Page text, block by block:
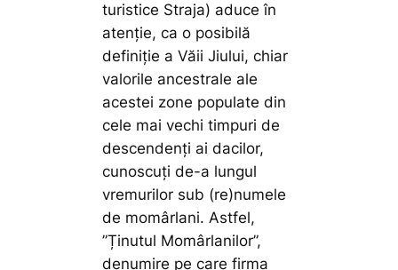
turistice Straja) aduce în
atenție, ca o posibilă
definiție a Văii Jiului, chiar
valorile ancestrale ale
acestei zone populate din
cele mai vechi timpuri de
descendenți ai dacilor,
cunoscuți de-a lungul
vremurilor sub (re)numele
de momârlani. Astfel,
”Ținutul Momârlanilor”,
denumire pe care firma